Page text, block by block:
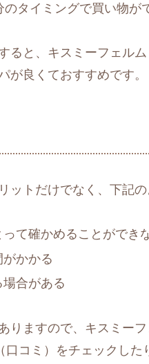
タイミングで買い物が
ると、キスミーフェル
が良くておすすめです。
ットだけでなく、下記
て確かめることができ
かかる
合がある
りますので、キスミー
口コミ）をチェックし